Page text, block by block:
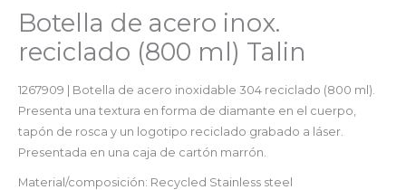
Botella de acero inox.
reciclado (800 ml) Talin
1267909 | Botella de acero inoxidable 304 reciclado (800 ml).
Presenta una textura en forma de diamante en el cuerpo,
tapón de rosca y un logotipo reciclado grabado a láser.
Presentada en una caja de cartón marrón.
Material/composición: Recycled Stainless steel